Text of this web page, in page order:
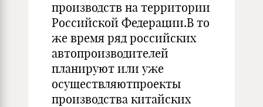
производств на территории
Российской Федерации.В то
же время ряд российских
автопроизводителей
планируют или уже
осуществляютпроекты
производства китайских